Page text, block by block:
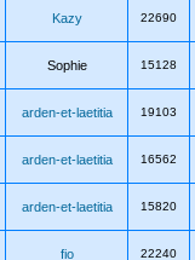
Kazy 22690
Sophie 15128
arden-et-laetitia 19103
arden-et-laetitia 16562
arden-et-laetitia 15820
fio 22240